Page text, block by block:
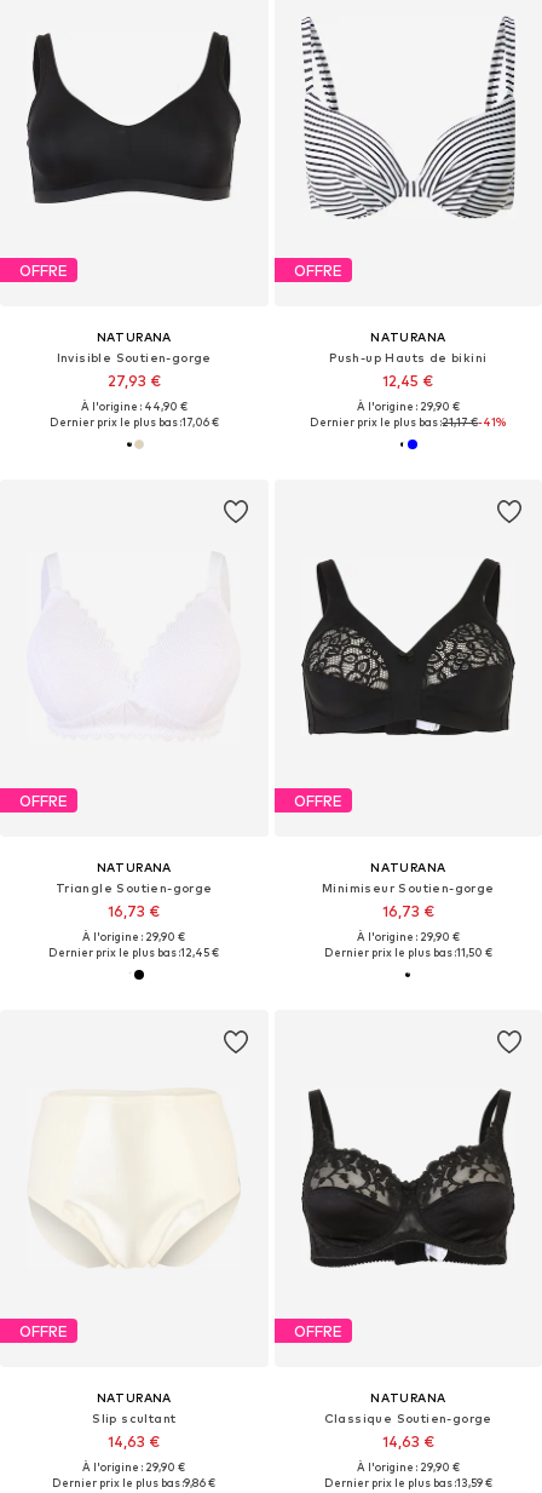
OFFRE
NATURANA
Invisible Soutien-gorge
27,93 €
À l'origine : 44,90 €
Dernier prix le plus bas :17,06 €
OFFRE
NATURANA
Push-up Hauts de bikini
12,45 €
À l'origine : 29,90 €
Dernier prix le plus bas :21,17 €-41%
OFFRE
NATURANA
Triangle Soutien-gorge
16,73 €
À l'origine : 29,90 €
Dernier prix le plus bas :12,45 €
OFFRE
NATURANA
Minimiseur Soutien-gorge
16,73 €
À l'origine : 29,90 €
Dernier prix le plus bas :11,50 €
OFFRE
NATURANA
Slip scultant
14,63 €
À l'origine : 29,90 €
Dernier prix le plus bas :9,86 €
OFFRE
NATURANA
Classique Soutien-gorge
14,63 €
À l'origine : 29,90 €
Dernier prix le plus bas :13,59 €